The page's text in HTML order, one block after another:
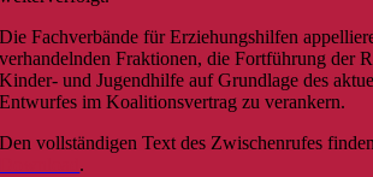
Die Fachverbände für Erziehungshilfen
verhandelnden Fraktionen, die Fortführung der
Kinder- und Jugendhilfe auf Grundlage des
Entwurfes im Koalitionsvertrag zu verankern.
Den vollständigen Text des Zwischenrufes
.